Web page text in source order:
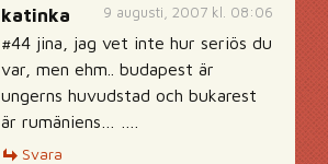
9 augusti, 2007 kl. 08:06
katinka
#44 jina, jag vet inte hur seriös du
var, men ehm.. budapest är
ungerns huvudstad och bukarest
är rumäniens… ….
Svara